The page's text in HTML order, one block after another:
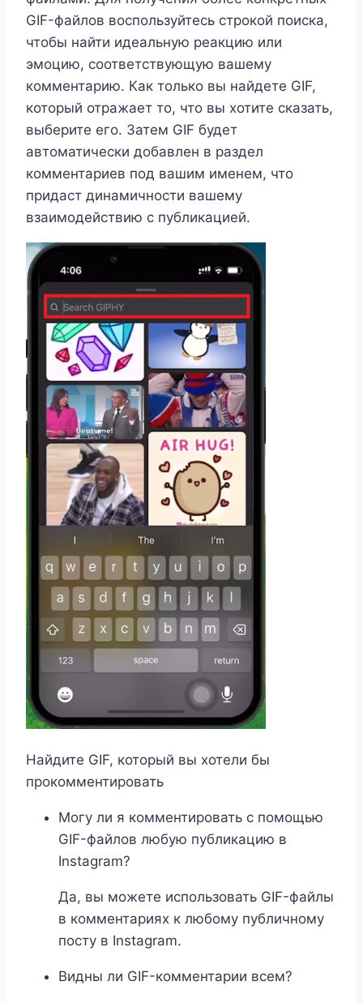
GIF-файлов воспользуйтесь строкой поиска,
чтобы найти идеальную реакцию или
эмоцию, соответствующую вашему
комментарию. Как только вы найдете GIF,
который отражает то, что вы хотите сказать,
выберите его. Затем GIF будет
автоматически добавлен в раздел
комментариев под вашим именем, что
придаст динамичности вашему
взаимодействию с публикацией.
Найдите GIF, который вы хотели бы
прокомментировать
Могу ли я комментировать с помощью
GIF-файлов любую публикацию в
Instagram?
Да, вы можете использовать GIF-файлы
в комментариях к любому публичному
посту в Instagram.
Видны ли GIF-комментарии всем?